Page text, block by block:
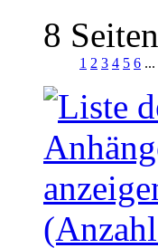
8 Seiten
1 2 3 4 5 6 ...